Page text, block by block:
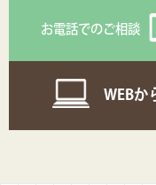
お電話でのご相談
WEB